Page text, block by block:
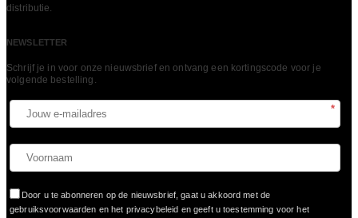
distributie.
NEWSLETTER
Schrijf je in voor onze nieuwsbrief en ontvang een kortingscode voor je
volgende bestelling.​
*
Door u te abonneren op de nieuwsbrief, gaat u akkoord met de
gebruiksvoorwaarden en het privacybeleid en geeft u toestemming voor het